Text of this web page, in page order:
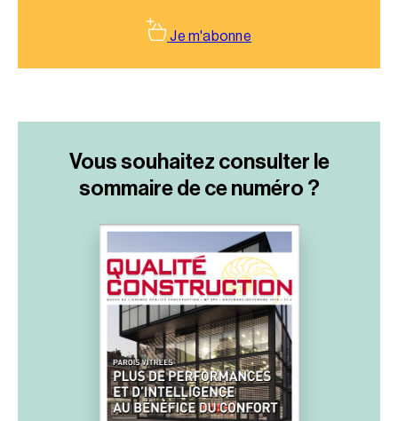
Je m'abonne
Vous souhaitez consulter le
sommairede ce numéro ?